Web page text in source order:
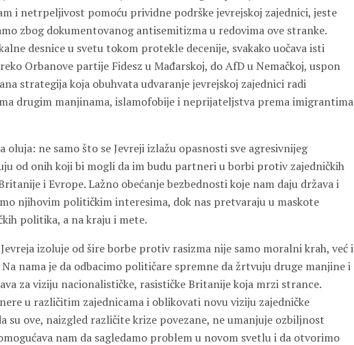
i netrpeljivost pomoću prividne podrške jevrejskoj zajednici, jeste
zbog dokumentovanog antisemitizma u redovima ove stranke.
desnice u svetu tokom protekle decenije, svakako uočava isti
Orbanove partije Fidesz u Mađarskoj, do AfD u Nemačkoj, uspon
strategija koja obuhvata udvaranje jevrejskoj zajednici radi
drugim manjinama, islamofobije i neprijateljstva prema imigrantima
oluja: ne samo što se Jevreji izlažu opasnosti sve agresivnijeg
od onih koji bi mogli da im budu partneri u borbi protiv zajedničkih
i Evrope. Lažno obećanje bezbednosti koje nam daju država i
njihovim političkim interesima, dok nas pretvaraju u maskote
politika, a na kraju i mete.
izoluje od šire borbe protiv rasizma nije samo moralni krah, već i
nama je da odbacimo političare spremne da žrtvuju druge manjine i
za viziju nacionalističke, rasističke Britanije koja mrzi strance.
u različitim zajednicama i oblikovati novu viziju zajedničke
su ove, naizgled različite krize povezane, ne umanjuje ozbiljnost
nam da sagledamo problem u novom svetlu i da otvorimo